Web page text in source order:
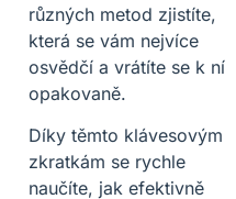
různých metod zjistíte,
která se vám nejvíce
osvědčí a vrátíte se k ní
opakovaně.
Díky těmto klávesovým
zkratkám se rychle
naučíte, jak efektivně